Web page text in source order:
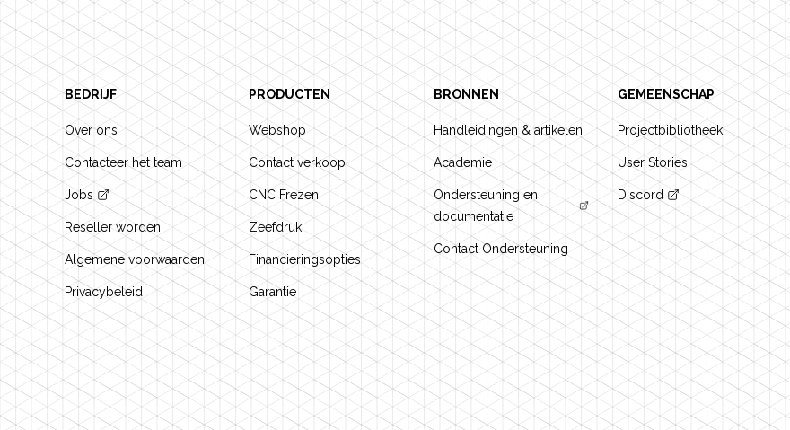
BEDRIJF
Over ons
Contacteer het team
Jobs
Reseller worden
Algemene voorwaarden
Privacybeleid
PRODUCTEN
Webshop
Contact verkoop
CNC Frezen
Zeefdruk
Financieringsopties
Garantie
BRONNEN
Handleidingen & artikelen
Academie
Ondersteuning en
documentatie
Contact Ondersteuning
GEMEENSCHAP
Projectbibliotheek
User Stories
Discord